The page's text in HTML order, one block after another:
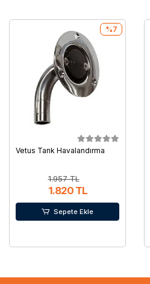
Vetus Tank Havalandırma
1.957 TL
1.820 TL
%7
Sepete Ekle